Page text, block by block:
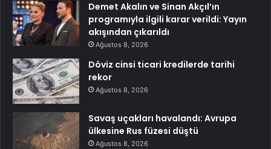
Demet Akalın ve Sinan Akçıl’ın
programıyla ilgili karar verildi: Yayın
akışından çıkarıldı
Ağustos 8, 2026
Döviz cinsi ticari kredilerde tarihi
rekor
Ağustos 8, 2026
Savaş uçakları havalandı: Avrupa
ülkesine Rus füzesi düştü
Ağustos 8, 2026